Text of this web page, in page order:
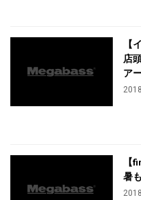
【
店
ア
【
暑